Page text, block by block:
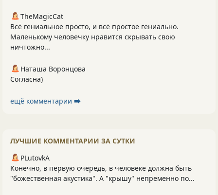
TheMagicCat
Всё гениальное просто, и всё простое гениально.
Маленькому человечку нравится скрывать свою
ничтожно...
Наташа Воронцова
Согласна)
ещё комментарии ⮕
ЛУЧШИЕ КОММЕНТАРИИ ЗА СУТКИ
PLutоvkА
Конечно, в первую очередь, в человеке должна быть
"божественная акустика". А "крышу" непременно по...